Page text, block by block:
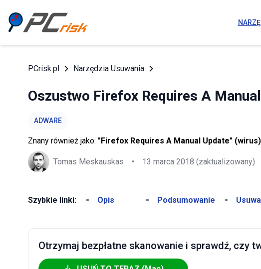
PCrisk.pl Narzędzia Usuwania
Oszustwo Firefox Requires A
ADWARE
Znany również jako: "Firefox Requires A Manual Update" (wirus)
Tomas Meskauskas • 13 marca 2018 (zaktualizowany)
Szybkie linki: Opis Podsumowanie
Otrzymaj bezpłatne skanowanie i sprawdź, czy